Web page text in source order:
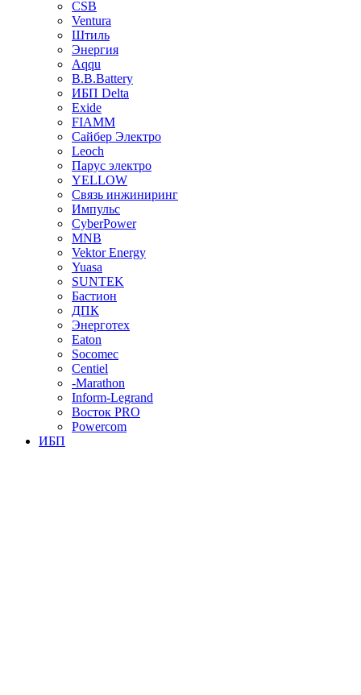
CSB
Ventura
Штиль
Энергия
Aqqu
B.B.Bаttery
ИБП Delta
Exide
FIAMM
Сайбер Электро
Leoch
Парус электро
YELLOW
Связь инжиниринг
Импульс
CyberPower
MNB
Vektor Energy
Yuasa
SUNTEK
Бастион
ДПК
Энерготех
Eaton
Socomec
Centiel
-Marathon
Inform-Legrand
Восток PRO
Powercom
ИБП